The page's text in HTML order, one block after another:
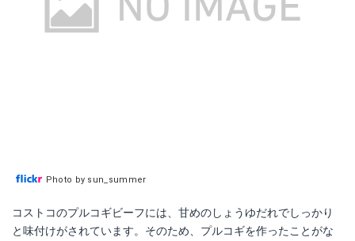
Photo by sun_summer
コストコのプルコギビーフには、甘めのしょうゆだれでしっかり
と味付けがされています。そのため、プルコギを作ったことがな